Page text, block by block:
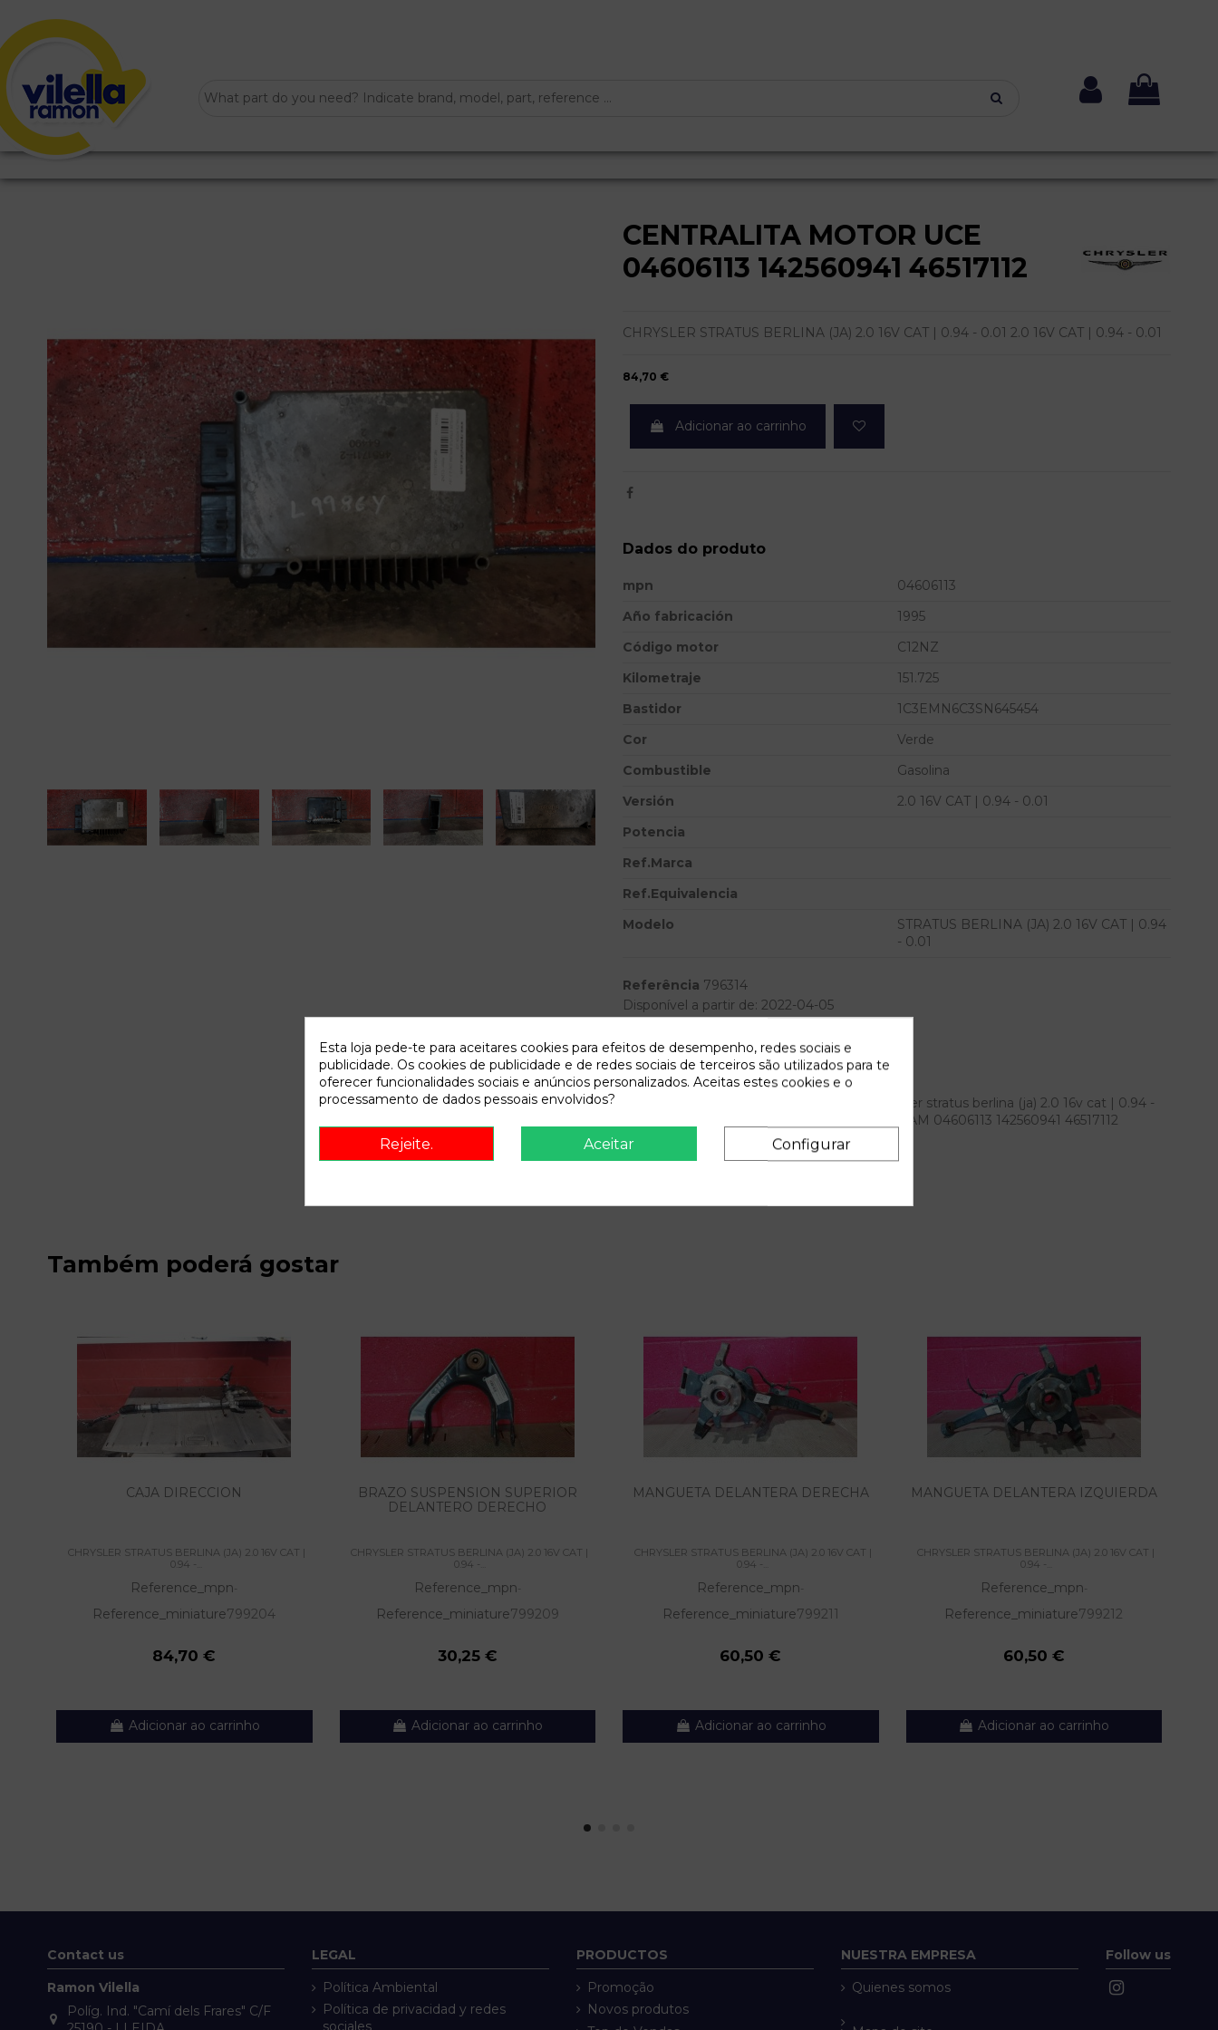
CENTRALITA MOTOR UCE
04606113 142560941 46517112
CHRYSLER STRATUS BERLINA (JA) 2.0 16V CAT | 0.94 - 0.01 2.0 16V CAT | 0.94 - 0.01
84,70 €
Adicionar ao carrinho
Dados do produto
mpn
04606113
Año fabricación
1995
Código motor
C12NZ
Kilometraje
151.725
Bastidor
1C3EMN6C3SN645454
Cor
Verde
Combustible
Gasolina
Versión
2.0 16V CAT | 0.94 - 0.01
Potencia
Ref.Marca
Ref.Equivalencia
Modelo
STRATUS BERLINA (JA) 2.0 16V CAT | 0.94
- 0.01
Referência 796314
Disponível a partir de: 2022-04-05
Descrição
Recambio de centralita motor uce para chrysler stratus berlina (ja) 2.0 16v cat | 0.94 -
0.01 2.0 16v cat | 0.94 - 0.01 referencia OEM IAM 04606113 142560941 46517112
Também poderá gostar
CAJA DIRECCION
CHRYSLER STRATUS BERLINA (JA) 2.0 16V CAT |
0.94 -...
Reference_mpn-
Reference_miniature799204
84,70 €
Adicionar ao carrinho
BRAZO SUSPENSION SUPERIOR
DELANTERO DERECHO
CHRYSLER STRATUS BERLINA (JA) 2.0 16V CAT |
0.94 -...
Reference_mpn-
Reference_miniature799209
30,25 €
Adicionar ao carrinho
MANGUETA DELANTERA DERECHA
CHRYSLER STRATUS BERLINA (JA) 2.0 16V CAT |
0.94 -...
Reference_mpn-
Reference_miniature799211
60,50 €
Adicionar ao carrinho
MANGUETA DELANTERA IZQUIERDA
CHRYSLER STRATUS BERLINA (JA) 2.0 16V CAT |
0.94 -...
Reference_mpn-
Reference_miniature799212
60,50 €
Adicionar ao carrinho
Contact us
Ramon Vilella
Políg. Ind. "Camí dels Frares" C/F
LEGAL
Política Ambiental
Política de privacidad y redes
sociales
PRODUCTOS
Promoção
Novos produtos
NUESTRA EMPRESA
Quienes somos
Follow us
Esta loja pede-te para aceitares cookies para efeitos de desempenho, redes sociais e
publicidade. Os cookies de publicidade e de redes sociais de terceiros são utilizados para te
oferecer funcionalidades sociais e anúncios personalizados. Aceitas estes cookies e o
processamento de dados pessoais envolvidos?
Rejeite. Aceitar Configurar